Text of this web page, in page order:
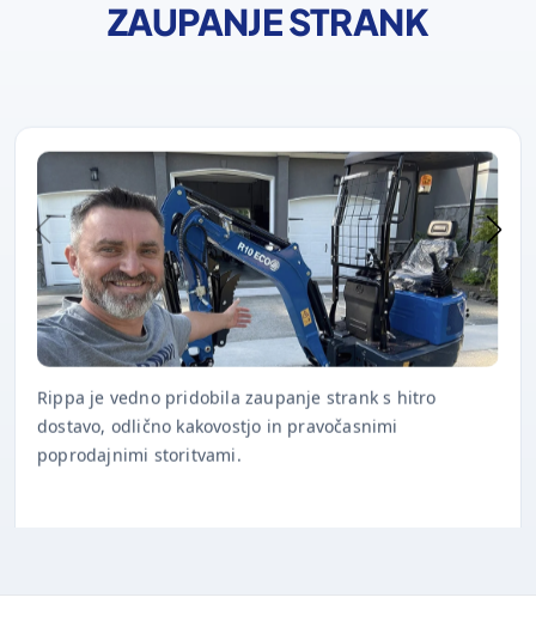
ZAUPANJE STRANK
Rippa je vedno pridobila zaupanje strank s hitro
dostavo, odlično kakovostjo in pravočasnimi
poprodajnimi storitvami.